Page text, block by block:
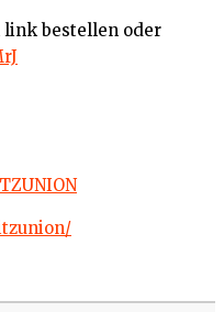
link bestellen oder